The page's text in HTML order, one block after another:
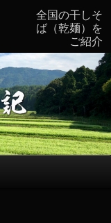
全国の干しそ
ば（乾麺）を
ご紹介